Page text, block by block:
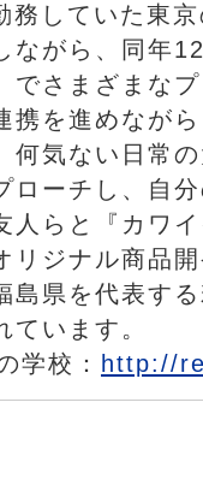
務していた東
ながら、同年
でさまざまな
携を進めなが
何気ない日常
ローチし、自
人らと『カワ
リジナル商品
島県を代表す
います。
学校：
http://